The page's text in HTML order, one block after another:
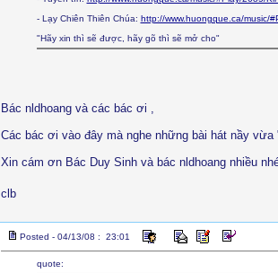
- Lạy Chiên Thiên Chúa: http://www.huongque.ca/music/
"Hãy xin thì sẽ được, hãy gõ thì sẽ mở cho"
Bác nldhoang và các bác ơi ,
Các bác ơi vào đây mà nghe những bài hát nầy vừa
Xin cám ơn Bác Duy Sinh và bác nldhoang nhiều
clb
Posted - 04/13/08 : 23:01
quote: